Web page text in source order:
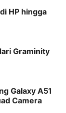
HP hingga
Graminity
Galaxy A51
Camera